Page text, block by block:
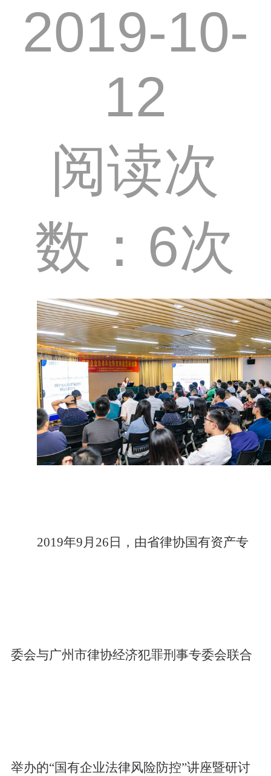
2019-10-
12
阅读次
数：6次
2019年9月26日，由省律协国有资产专
委会与广州市律协经济犯罪刑事专委会联合
举办的“国有企业法律风险防控”讲座暨研讨